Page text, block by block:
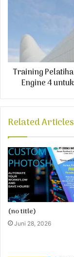
Training
Engine 4
Related Articles
(no title)
Juni 28, 2026